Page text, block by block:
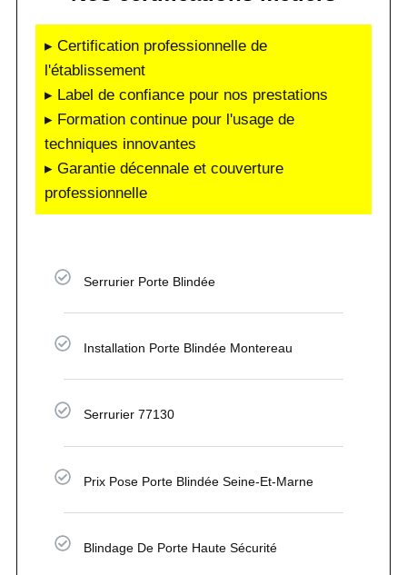
▸ Certification professionnelle de
l'établissement
▸ Label de confiance pour nos prestations
▸ Formation continue pour l'usage de
techniques innovantes
▸ Garantie décennale et couverture
professionnelle
Serrurier Porte Blindée
Installation Porte Blindée Montereau
Serrurier 77130
Prix Pose Porte Blindée Seine-Et-Marne
Blindage De Porte Haute Sécurité